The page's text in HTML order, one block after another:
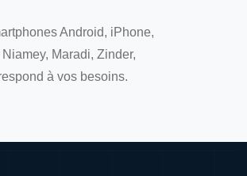
Android, iPhone,
Maradi, Zinder,
à vos besoins.